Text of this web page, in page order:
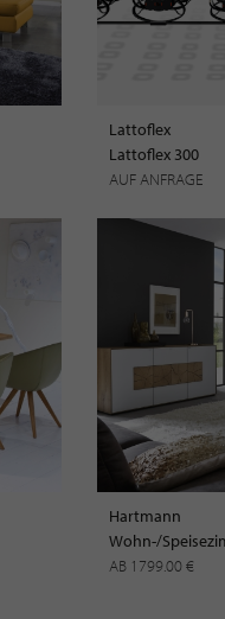
Lattoflex
Lattoflex 300
AUF ANFRAGE
Hartmann
Wohn-/
AB 1799.00 €